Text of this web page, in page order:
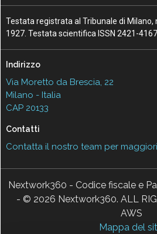
Testata registrata al Tribunale di
1927. Testata scientifica ISSN 2421-4167
Indirizzo
Via Moretto da Brescia, 22
Milano - Italia
CAP 20133
Contatti
Contatta il nostro team per
Nextwork360 - Codice fiscale e
- © 2026 Nextwork360. ALL
AWS
Mappa del